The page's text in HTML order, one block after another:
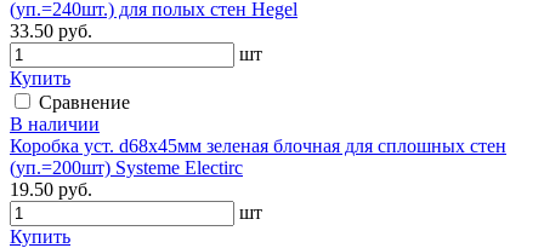
(уп.=240шт.) для полых стен Hegel
33.50 руб.
шт
Купить
Сравнение
В наличии
Коробка уст. d68х45мм зеленая блочная для сплошных стен
(уп.=200шт) Systeme Electirc
19.50 руб.
шт
Купить